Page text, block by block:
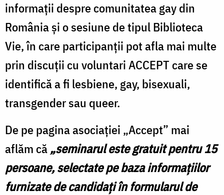
informaţii despre comunitatea gay din
România şi o sesiune de tipul Biblioteca
Vie, în care participanţii pot afla mai multe
prin discuţii cu voluntari ACCEPT care se
identifică a fi lesbiene, gay, bisexuali,
transgender sau queer.
De pe pagina asociaţiei „Accept” mai
aflăm că„seminarul este gratuit pentru 15
persoane, selectate pe baza informaţiilor
furnizate de candidaţi în formularul de